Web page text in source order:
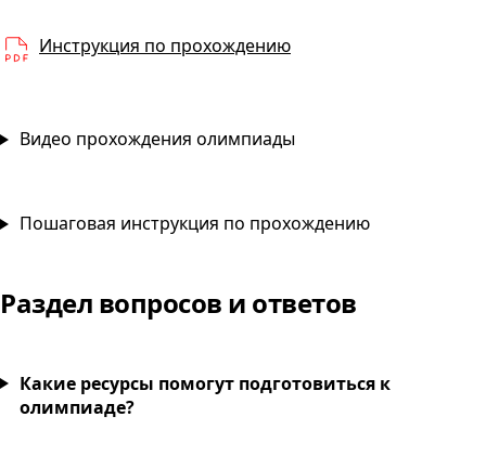
Инструкция по прохождению
PDF
Видео прохождения олимпиады
Пошаговая инструкция по прохождению
Раздел вопросов и ответов
Какие ресурсы помогут подготовиться к
олимпиаде?